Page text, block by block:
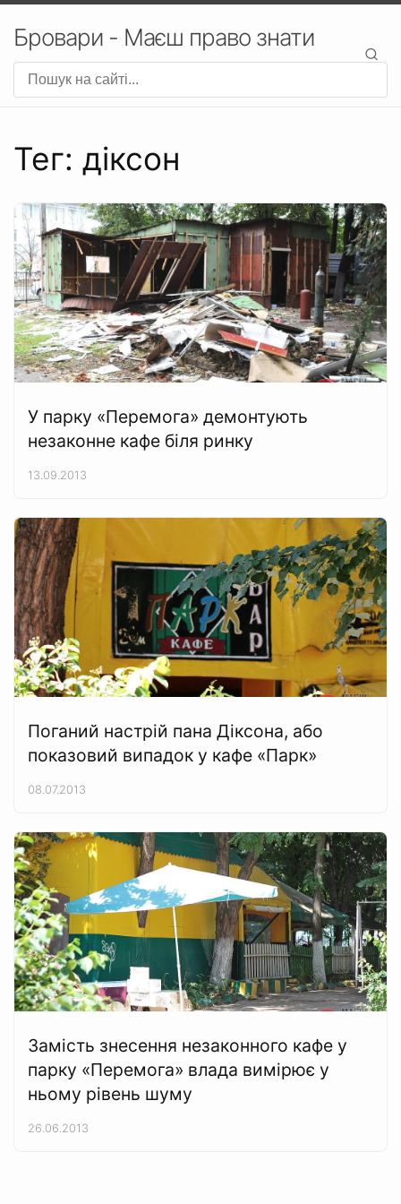
Бровари - Маєш право знати
Тег: діксон
У парку «Перемога» демонтують
незаконне кафе біля ринку
13.09.2013
Поганий настрій пана Діксона, або
показовий випадок у кафе «Парк»
08.07.2013
Замість знесення незаконного кафе у
парку «Перемога» влада вимірює у
ньому рівень шуму
26.06.2013